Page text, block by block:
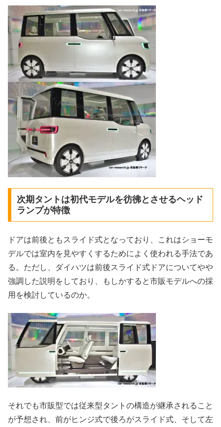
次期タントは初代モデルを彷彿とさせるヘッド
ランプが特徴
ドアは前後ともスライド式となっており、これはショーモ
デルでは室内を見やすくするためによく使われる手法であ
る。ただし、ダイハツは前後スライド式ドアについてやや
強調した説明をしており、もしかすると市販モデルへの採
用を検討しているのか。
それでも市販型では従来型タントの構造が継承されること
が予想され、前がヒンジ式で後ろがスライド式、そして左